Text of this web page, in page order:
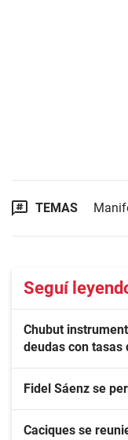
TEMAS
Seguí
Chubut
deudas con tasas
Fidel Sáenz se
Caciques se